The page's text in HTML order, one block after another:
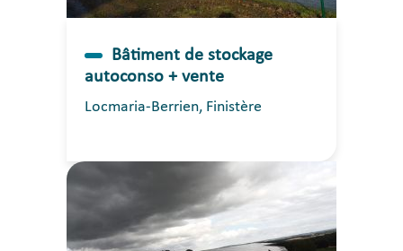
Bâtiment de stockage
autoconso + vente
Locmaria-Berrien, Finistère